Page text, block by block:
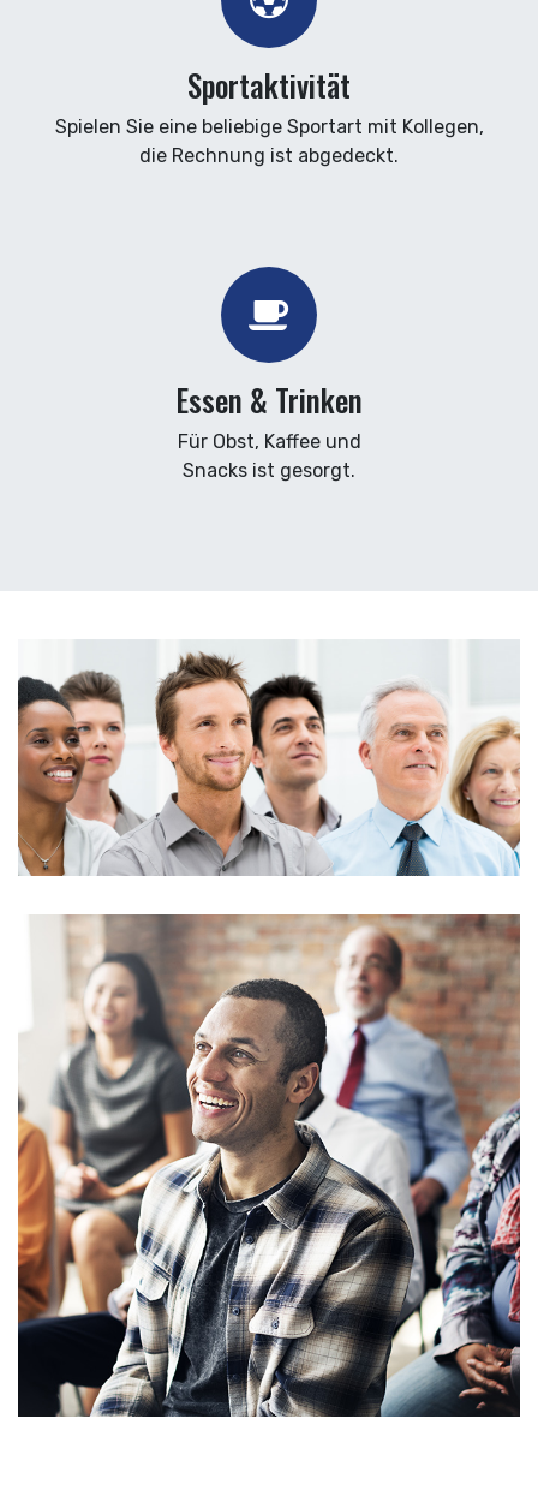
Sportaktivität
Spielen Sie eine beliebige Sportart mit Kollegen,
die Rechnung ist abgedeckt.
Essen & Trinken
Für Obst, Kaffee und
Snacks ist gesorgt.